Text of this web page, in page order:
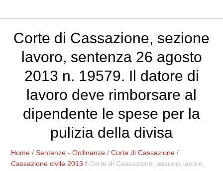
Corte di Cassazione, sezione
lavoro, sentenza 26 agosto
2013 n. 19579. Il datore di
lavoro deve rimborsare al
dipendente le spese per la
pulizia della divisa
Home /Sentenze - Ordinanze /Corte di Cassazione /
Cassazione civile 2013 / Corte di Cassazione, sezione lavoro,